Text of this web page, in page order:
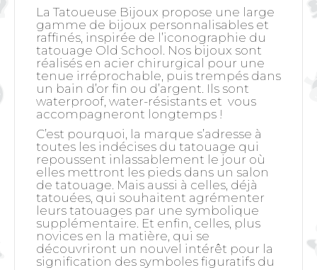
La Tatoueuse Bijoux propose une large
gamme de bijoux personnalisables et
raffinés, inspirée de l’iconographie du
tatouage Old School. Nos bijoux sont
réalisés en acier chirurgical pour une
tenue irréprochable, puis trempés dans
un bain d’or fin ou d’argent. Ils sont
waterproof, water-résistants et vous
accompagneront longtemps !
C’est pourquoi, la marque s’adresse à
toutes les indécises du tatouage qui
repoussent inlassablement le jour où
elles mettront les pieds dans un salon
de tatouage. Mais aussi à celles, déjà
tatouées, qui souhaitent agrémenter
leurs tatouages par une symbolique
supplémentaire. Et enfin, celles, plus
novices en la matière, qui se
découvriront un nouvel intérêt pour la
signification des symboles figuratifs du